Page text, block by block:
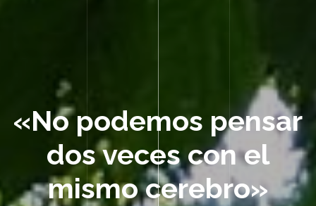
«No podemos pensar
dos veces con el
mismo cerebro»